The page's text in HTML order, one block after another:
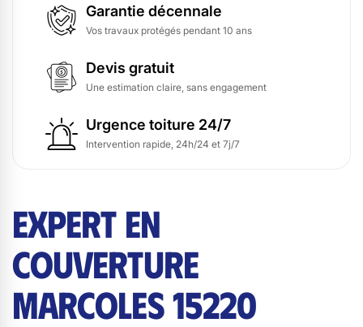
Garantie décennale
Vos travaux protégés pendant 10 ans
Devis gratuit
Une estimation claire, sans engagement
Urgence toiture 24/7
Intervention rapide, 24h/24 et 7j/7
EXPERT EN
COUVERTURE
MARCOLES 15220